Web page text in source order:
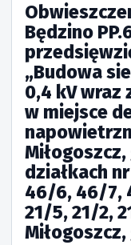
Będzino
„Budowa
0,4 kV wraz
w miejsce
działkach
46/6, 46/7,
21/5, 21/2,